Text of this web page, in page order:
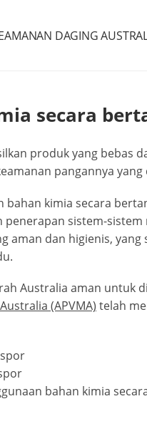
DAGING
secara
produk yang bebas
pangannya yang
bahan kimia secara
sistem-sistem
aman dan higienis,
Australia aman untuk
(APVMA) telah
bahan kimia